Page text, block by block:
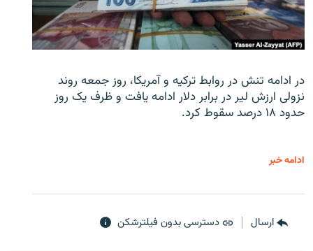
در ادامه تنش در روابط ترکیه و آمریکا، روز جمعه روند
نزولی ارزش لیر در برابر دلار ادامه یافت و ظرف یک روز
حدود ۱۸ درصد سقوط کرد.
ادامه خبر
ارسال دسترسی بدون فیلترشکن